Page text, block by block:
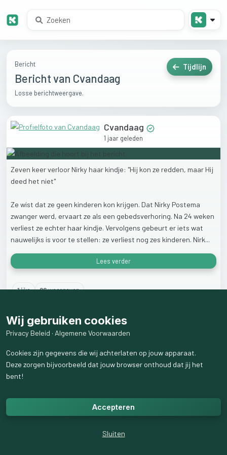
Bericht
Bericht van Cvandaag
Losse berichtweergave.
Tijdlijn
Cvandaag
1 jaar geleden
Zeven keerverloor Nirky haar kindje: "Hij kon ze redden, maar Hij
deed het niet"
Ze wist dat ze geen kinderen kon krijgen. Dat Nirky Postema
zwangerwerd, ervaart ze als een gebedsverhoring. Na 24 weken
verliest ze echter haar kindje. Vervolgens gebeurt er iets wat
nauwelijks is voor te stellen: ze verliest nog zes kinderen. Nirk...
Lees verder
1like 26weergaven
Wij gebruiken cookies
Privacy Beleid · Algemene Voorwaarden
Cookies zijn gegevens die wij achterlaten op jouw apparaat.
Deze zorgen bijvoorbeeld dat jouw browser onthoud dat jij het
bent!
Accepteren
Sluiten